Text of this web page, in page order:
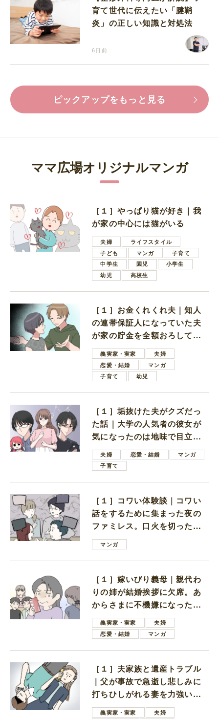
育て世代に伝えたい「腱鞘
炎」の正しい知識と対処法
6日前
ピックアップをもっと見る
ママ広場オリジナルマンガ
［１］やっぱり猫が好き｜我
が家の中心には猫がいる
夫婦
ライフスタイル
子ども
マンガ
子育て
中学生
園児
小学生
幼児
高校生
［１］お金くれくれ夫｜知人
の連帯保証人になっていた夫
が家の貯金を全額おろしてほ
しいと言ってきた
義実家・実家
夫婦
恋愛・結婚
マンガ
子育て
幼児
［１］垢抜けた夫がクズだっ
た話｜大学の人気者の彼女が
気になったのは地味で目立た
ない男子学生
夫婦 恋愛・結婚
マンガ
子育て
［１］コワい体験談｜コワい
話をするために集まった夜の
ファミレス。口火を切ったの
は電車好きの男の子ママ
マンガ
［１］嫁いびり義母｜親代わ
りの姉が結婚挨拶に欠席。あ
からさまに不機嫌になった義
母義実家・実家
夫婦
恋愛・結婚
マンガ
［１］夫家族と遺産トラブル
｜父が事故で急逝し悲しみに
打ちひしがれる妻を力強い言
葉で励ます夫
義実家・実家
夫婦